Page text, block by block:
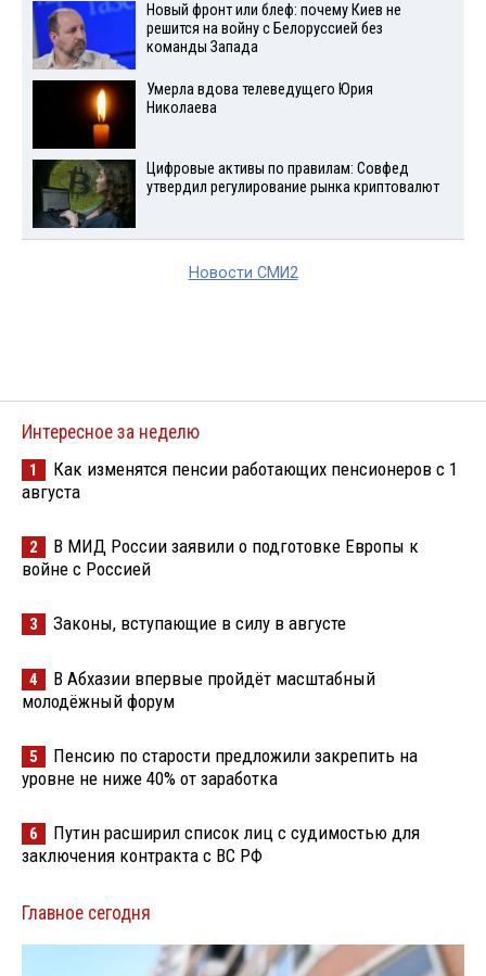
Новый фронт или блеф: почему Киев не
решится на войну с Белоруссией без
команды Запада
Умерла вдова телеведущего Юрия
Николаева
Цифровые активы по правилам: Совфед
утвердил регулирование рынка криптовалют
Новости СМИ2
Интересное за неделю
1
Как изменятся пенсии работающих пенсионеров с 1
августа
2
В МИД России заявили о подготовке Европы к
войне с Россией
3 Законы, вступающие в силу в августе
4
В Абхазии впервые пройдёт масштабный
молодёжный форум
5
Пенсию по старости предложили закрепить на
уровне не ниже 40% от заработка
6
Путин расширил список лиц с судимостью для
заключения контракта с ВС РФ
Главное сегодня